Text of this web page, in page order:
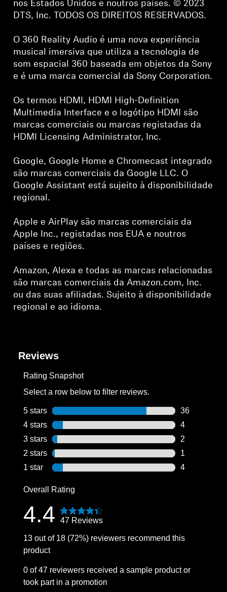
nos Estados Unidos e noutros países. © 2023
DTS, Inc. TODOS OS DIREITOS RESERVADOS.
O 360 Reality Audio é uma nova experiência
musical imersiva que utiliza a tecnologia de
som espacial 360 baseada em objetos da Sony
e é uma marca comercial da Sony Corporation.
Os termos HDMI, HDMI High-Definition
Multimedia Interface e o logótipo HDMI são
marcas comerciais ou marcas registadas da
HDMI Licensing Administrator, Inc.
Google, Google Home e Chromecast integrado
são marcas comerciais da Google LLC. O
Google Assistant está sujeito à disponibilidade
regional.
Apple e AirPlay são marcas comerciais da
Apple Inc., registadas nos EUA e noutros
países e regiões.
Amazon, Alexa e todas as marcas relacionadas
são marcas comerciais da Amazon.com, Inc.
ou das suas afiliadas. Sujeito à disponibilidade
regional e ao idioma.
Reviews
Rating Snapshot
Select a row below to filter reviews.
5 stars stars
36
36 reviews
4 stars stars
4
4 reviews
3 stars stars
2
2 reviews
2 stars stars
1
1 review
1 star stars
4
Overall Rating
4.4 47 Reviews
13 out of 18 (72%) reviewers recommend this
product
0 of 47 reviewers received a sample product or
took part in a promotion